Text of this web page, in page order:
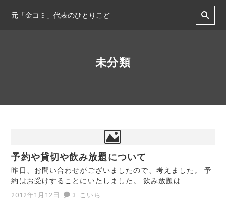
元「金コミ」代表のひとりこど
未分類
予約や貸切や飲み放題について
昨日、お問い合わせがございましたので、考えました。 予
約はお受けすることにいたしました。 飲み放題は...
2012年1月12日 3 こいち